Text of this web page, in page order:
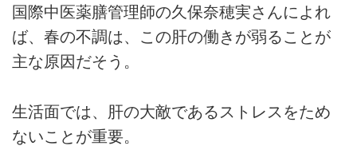
国際中医薬膳管理師の久保奈穂実さんによれ
ば、春の不調は、この肝の働きが弱ることが
主な原因だそう。
生活面では、肝の大敵であるストレスをため
ないことが重要。